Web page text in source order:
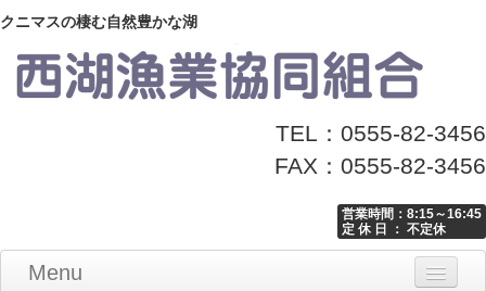
クニマスの棲む自然豊かな湖
TEL：0555-82-3456
FAX：0555-82-3456
営業時間：8:15～16:45
定 休 日 ： 不定休
Menu